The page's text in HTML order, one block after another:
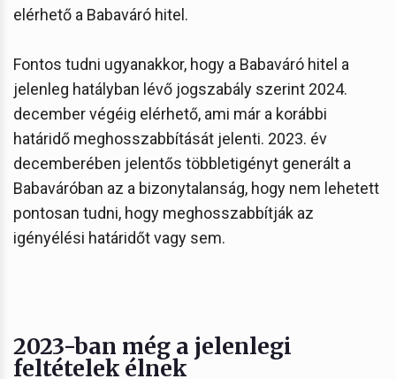
elérhető a Babaváró hitel.
Fontos tudni ugyanakkor, hogy a Babaváró hitel a
jelenleg hatályban lévő jogszabály szerint 2024.
december végéig elérhető, ami már a korábbi
határidő meghosszabbítását jelenti. 2023. év
decemberében jelentős többletigényt generált a
Babaváróban az a bizonytalanság, hogy nem lehetett
pontosan tudni, hogy meghosszabbítják az
igényélési határidőt vagy sem.
2023-ban még a jelenlegi
feltételek élnek